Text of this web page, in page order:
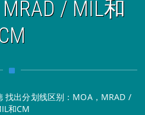
/ MIL和
找出分划线区别：MOA，MRAD /
和CM